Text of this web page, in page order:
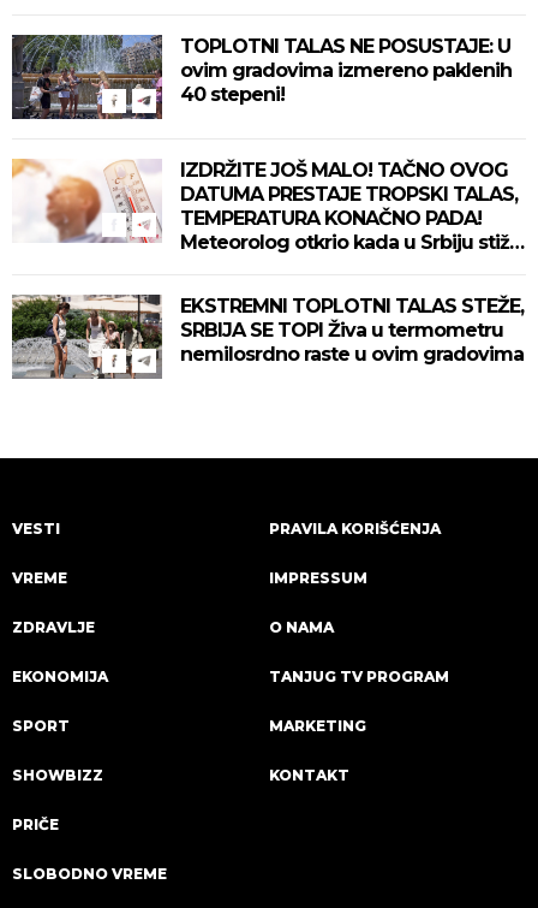
TOPLOTNI TALAS NE POSUSTAJE: U
ovim gradovima izmereno paklenih
40 stepeni!
IZDRŽITE JOŠ MALO! TAČNO OVOG
DATUMA PRESTAJE TROPSKI TALAS,
TEMPERATURA KONAČNO PADA!
Meteorolog otkrio kada u Srbiju stiže
EKSTREMNI TOPLOTNI TALAS STEŽE,
SRBIJA SE TOPI Živa u termometru
nemilosrdno raste u ovim gradovima
VESTI
VREME
ZDRAVLJE
EKONOMIJA
SPORT
SHOWBIZZ
PRIČE
SLOBODNO VREME
PRAVILA KORIŠĆENJA
IMPRESSUM
O NAMA
TANJUG TV PROGRAM
MARKETING
KONTAKT